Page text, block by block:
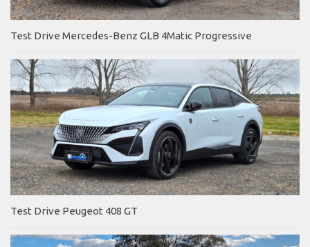
Test Drive Mercedes-Benz GLB 4Matic Progressive
Test Drive Peugeot 408 GT